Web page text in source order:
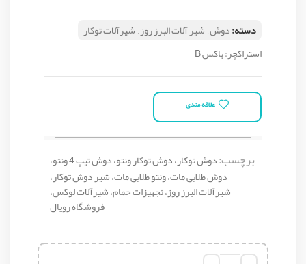
دسته:دوش,شیر آلات البرز روز,شیرآلات توکار
استراکچر: باکس B
علاقه مندی
برچسب:
دوش توکار، دوش توکار ونتو، دوش تیپ 4 ونتو،
دوش طلایی مات، ونتو طلایی مات، شیر دوش توکار،
شیرآلات البرز روز، تجهیزات حمام، شیرآلات لوکس،
فروشگاه رویال